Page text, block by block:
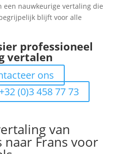
een nauwkeurige vertaling die
blijft voor alle
professioneel
vertalen
ons
(0)3 458 77 73
van
Frans voor